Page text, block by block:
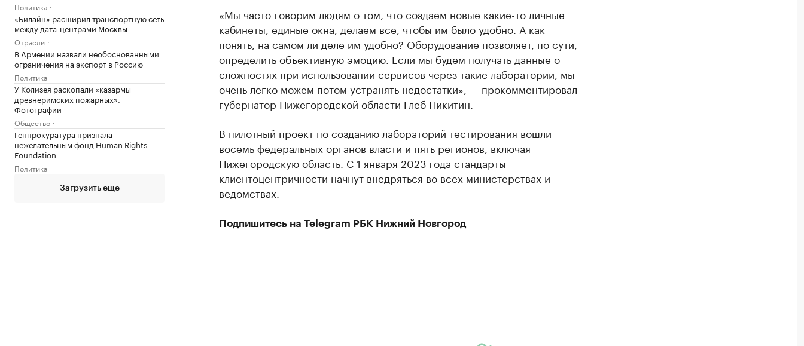
Политика
«Билайн» расширил транспортную сеть
между дата-центрами Москвы
Отрасли
В Армении назвали необоснованными
ограничения на экспорт в Россию
Политика
У Колизея раскопали «казармы
древнеримских пожарных».
Фотографии
Общество
Генпрокуратура признала
нежелательным фонд Human Rights
Foundation
Политика
Загрузить еще
«Мы часто говорим людям о том, что создаем новые какие-то личные
кабинеты, единые окна, делаем все, чтобы им было удобно. А как
понять, на самом ли деле им удобно? Оборудование позволяет, по сути,
определить объективную эмоцию. Если мы будем получать данные о
сложностях при использовании сервисов через такие лаборатории, мы
очень легко можем потом устранять недостатки», — прокомментировал
губернатор Нижегородской области Глеб Никитин.
В пилотный проект по созданию лабораторий тестирования вошли
восемь федеральных органов власти и пять регионов, включая
Нижегородскую область. С 1 января 2023 года стандарты
клиентоцентричности начнут внедряться во всех министерствах и
ведомствах.
Подпишитесь на Telegram РБК Нижний Новгород